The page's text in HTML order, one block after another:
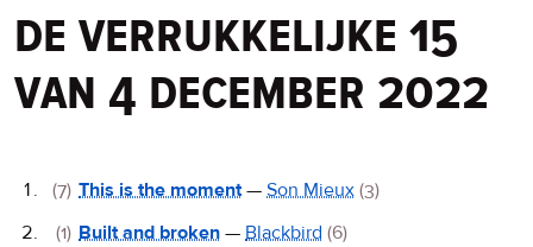
de verrukkelijke 15
van 4 december 2022
De
Verrukkelijke
(7) This is the moment— Son Mieux (3)
(1) Built and broken — Blackbird (6)